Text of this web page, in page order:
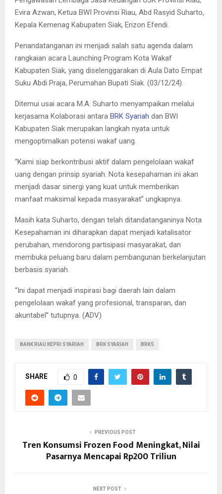
Evira Azwan, Ketua BWI Provinsi Riau, Abd Rasyid Suharto,
Kepala Kemenag Kabupaten Siak, Erizon Efendi.
Penandatanganan ini menjadi salah satu agenda dalam
rangkaian acara Launching Program Kota Wakaf
Kabupaten Siak, yang diselenggarakan di Aula Dato Empat
Suku Abdi Praja, Perumahan Bupati Siak. (03/12/24).
Ditemui usai acara M.A. Suharto menyampaikan melalui
kerjasama Kolaborasi antara BRK Syariah dan BWI
Kabupaten Siak merupakan langkah nyata untuk
mengoptimalkan potensi wakaf uang.
“Kami siap berkontribusi aktif dalam pengelolaan wakaf
uang dengan prinsip syariah. Nota kesepahaman ini akan
menjadi dasar sinergi yang kuat untuk memberikan
manfaat maksimal kepada masyarakat” ungkapnya.
Masih kata Suharto, dengan telah ditandatanganinya Nota
Kesepahaman ini diharapkan dapat menjadi katalisator
perubahan, mendorong partisipasi masyarakat, dan
membuka peluang baru dalam pembangunan berkelanjutan
berbasis syariah.
“Ini dapat menjadi inspirasi bagi daerah lain dalam
pengelolaan wakaf yang profesional, transparan, dan
akuntabel” tutupnya. (ADV)
BANK RIAU KEPRI SYARIAH BRK SYARIAH BRKS
SHARE 0
PREVIOUS POST
Tren Konsumsi Frozen Food Meningkat, Nilai
Pasarnya Mencapai Rp200 Triliun
NEXT POST